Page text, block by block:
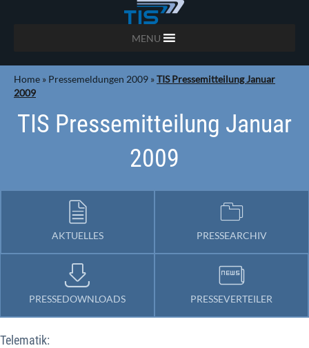
MENU
Home » Pressemeldungen 2009 »TIS Pressemitteilung Januar
2009
TIS Pressemitteilung Januar
2009
AKTUELLES PRESSEARCHIV
PRESSEDOWNLOADS PRESSEVERTEILER
Telematik: